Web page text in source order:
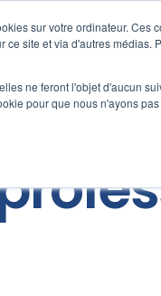
sur votre ordinateur.
ce site et via d'autres
ne feront l'objet d'aucun
pour que nous n'ayons